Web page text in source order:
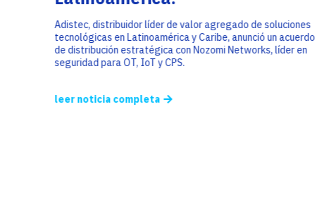
Adistec, distribuidor líder de valor agregado de soluciones
tecnológicas en Latinoamérica y Caribe, anunció un acuerdo
de distribución estratégica con Nozomi Networks, líder en
seguridad para OT, IoT y CPS.
leer noticia completa